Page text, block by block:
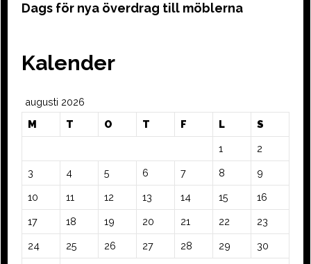
Dags för nya överdrag till möblerna
Kalender
augusti 2026
M
T O T F L S
1 2
3 4 5 6 7 8 9
10 11 12 13 14 15 16
17 18 19 20 21 22 23
24 25 26 27 28 29 30